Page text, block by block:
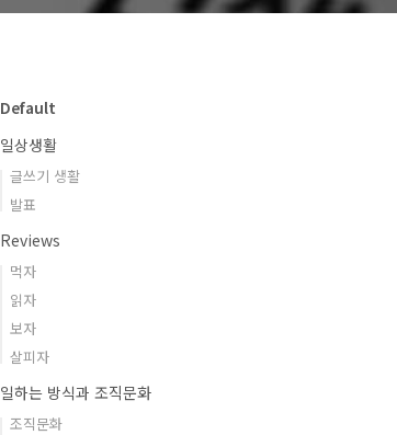
Default
일상생활
글쓰기 생활
발표
Reviews
먹자
읽자
보자
살피자
일하는 방식과 조직문화
조직문화